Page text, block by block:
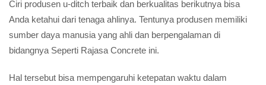
Ciri produsen u-ditch terbaik dan berkualitas berikutnya bisa
Anda ketahui dari tenaga ahlinya. Tentunya produsen memiliki
sumber daya manusia yang ahli dan berpengalaman di
bidangnya Seperti Rajasa Concrete ini.
Hal tersebut bisa mempengaruhi ketepatan waktu dalam